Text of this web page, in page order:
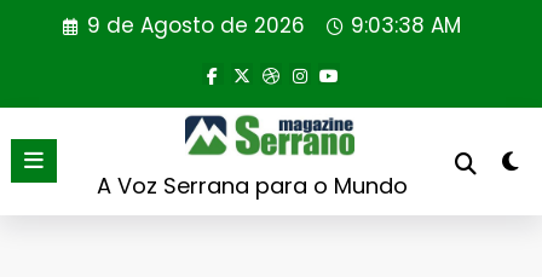
9 de Agosto de 2026 9:03:40 AM
A Voz Serrana para o Mundo